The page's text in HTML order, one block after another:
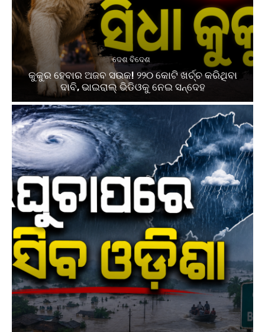
ଦେଶ ବିଦେଶ
କୁକୁର ହେବାର ଅଜବ ସଉକ! ୨୨୦ କୋଟି ଖର୍ଚ୍ଚ କରିଥିବା
ଦାବି, ଭାଇରାଲ୍ ଭିଡିଓକୁ ନେଇ ସନ୍ଦେହ